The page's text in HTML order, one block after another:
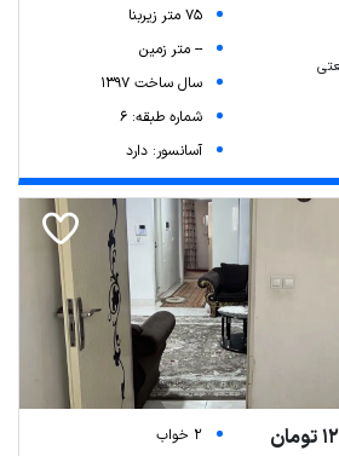
75 متر زیربنا
-- متر زمین
سال ساخت 1397
شماره طبقه: 6
آسانسور: دارد
2 خواب